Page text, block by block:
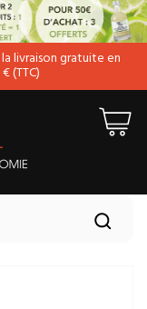
livraison gratuite en
(TTC)